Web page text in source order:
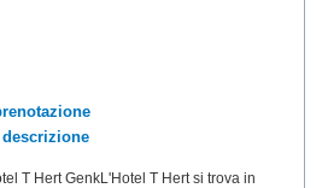
T Hert GenkL'Hotel T Hert si trova in